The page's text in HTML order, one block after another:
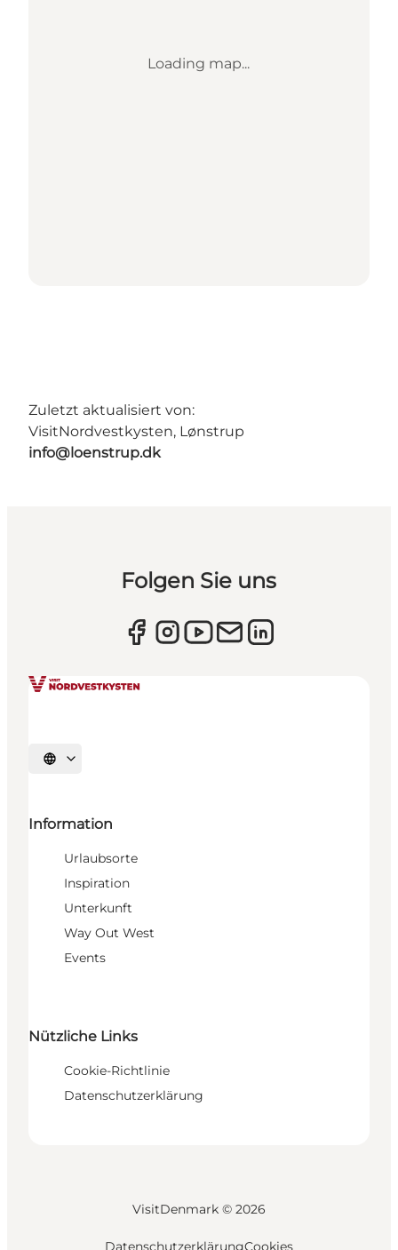
Loading map...
Zuletzt aktualisiert von:
VisitNordvestkysten, Lønstrup
info@loenstrup.dk
Folgen Sie uns
Sprache auswählen
Information
Urlaubsorte
Inspiration
Unterkunft
Way Out West
Events
Nützliche Links
Cookie-Richtlinie
Datenschutzerklärung
VisitDenmark © 2026
DatenschutzerklärungCookies